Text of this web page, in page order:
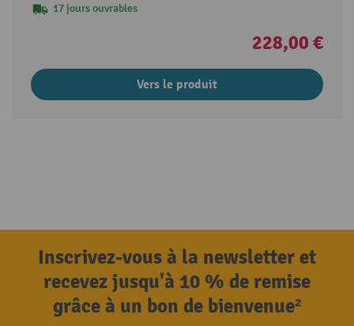
17 jours ouvrables
228,00 €
Vers le produit
Inscrivez-vous à la newsletter et
recevez jusqu'à 10 % de remise
grâce à un bon de bienvenue²